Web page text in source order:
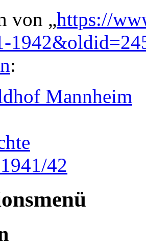
von „https://
:
Mannheim
42